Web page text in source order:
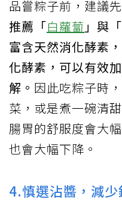
品嘗粽子前，建議
推薦「白蘿蔔 」與
富含天然消化酵素
化酵素，可以有效
解。 因此吃粽子時
菜，或是煮一碗清
腸胃的舒服度會大
也會大幅下降。
4.慎選沾醬，減